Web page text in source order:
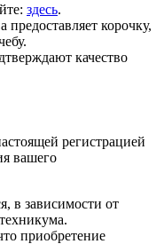
здесь.
предоставляет корочку,
качество
регистрацией
вашего
в зависимости от
приобретение